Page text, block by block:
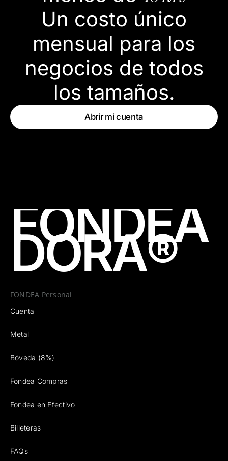
Un costo único
mensual para los
negocios de todos
los tamaños.
Abrir mi cuenta
FONDEA
DORA®
FONDEA Personal
Cuenta
Metal
Bóveda (8%)
Fondea Compras
Fondea en Efectivo
Billeteras
FAQs